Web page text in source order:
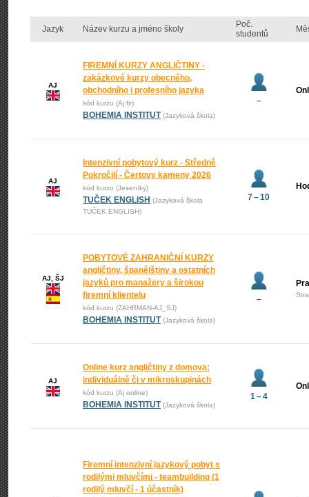
Jazyk Název kurzu a jméno školy
Poč.
studentů
AJ
FIREMNÍ KURZY ANGLIČTINY -
zakázkové kurzy obecného,
obchodního i profesního jazyka
kód kurzu (Aj fir)
BOHEMIA INSTITUT (Jazyková škola)
–
AJ
Intenzivní pobytový kurz - Středně
Pokročilí - Čertovy kameny 2026
kód kurzu (Jeseníky)
TUČEK ENGLISH (Jazyková škola
TUČEK ENGLISH)
7 – 10
AJ, ŠJ
POBYTOVÉ ZAHRANIČNÍ KURZY
angličtiny, španělštiny a ostatních
jazyků pro manažery a širokou
firemní klientelu
kód kurzu (ZAHRMAN-AJ_SJ)
BOHEMIA INSTITUT (Jazyková škola)
–
AJ
Online kurz angličtiny z domova:
individuálně či v mikroskupinách
kód kurzu (Aj online)
BOHEMIA INSTITUT (Jazyková škola)
1 – 4
Firemní intenzivní jazykový pobyt s
rodilými mluvčími - teambuilding (1
rodilý mluvčí - 1 účastník)